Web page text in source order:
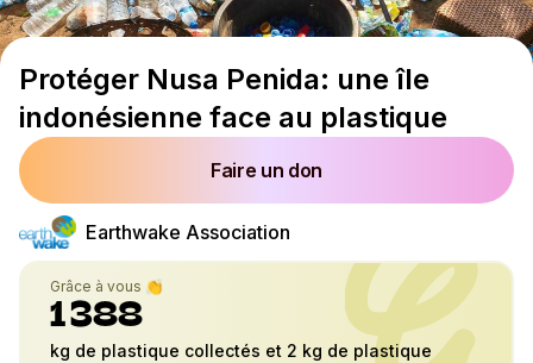
Protéger Nusa Penida: une île
indonésienne face au plastique
Faire un don
Earthwake Association
Grâce à vous 👏
1 388
kg de plastique collectés et 2 kg de plastique